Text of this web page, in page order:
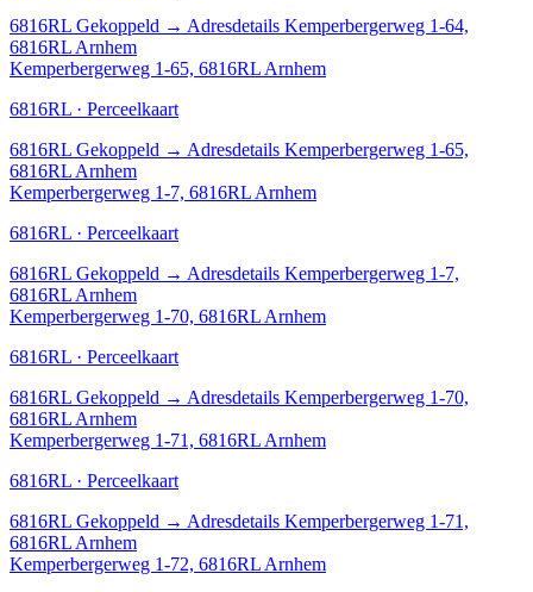
6816RL Gekoppeld → Adresdetails Kemperbergerweg 1-64,
6816RL Arnhem
Kemperbergerweg 1-65, 6816RL Arnhem
6816RL · Perceelkaart
6816RL Gekoppeld → Adresdetails Kemperbergerweg 1-65,
6816RL Arnhem
Kemperbergerweg 1-7, 6816RL Arnhem
6816RL · Perceelkaart
6816RL Gekoppeld → Adresdetails Kemperbergerweg 1-7,
6816RL Arnhem
Kemperbergerweg 1-70, 6816RL Arnhem
6816RL · Perceelkaart
6816RL Gekoppeld → Adresdetails Kemperbergerweg 1-70,
6816RL Arnhem
Kemperbergerweg 1-71, 6816RL Arnhem
6816RL · Perceelkaart
6816RL Gekoppeld → Adresdetails Kemperbergerweg 1-71,
6816RL Arnhem
Kemperbergerweg 1-72, 6816RL Arnhem